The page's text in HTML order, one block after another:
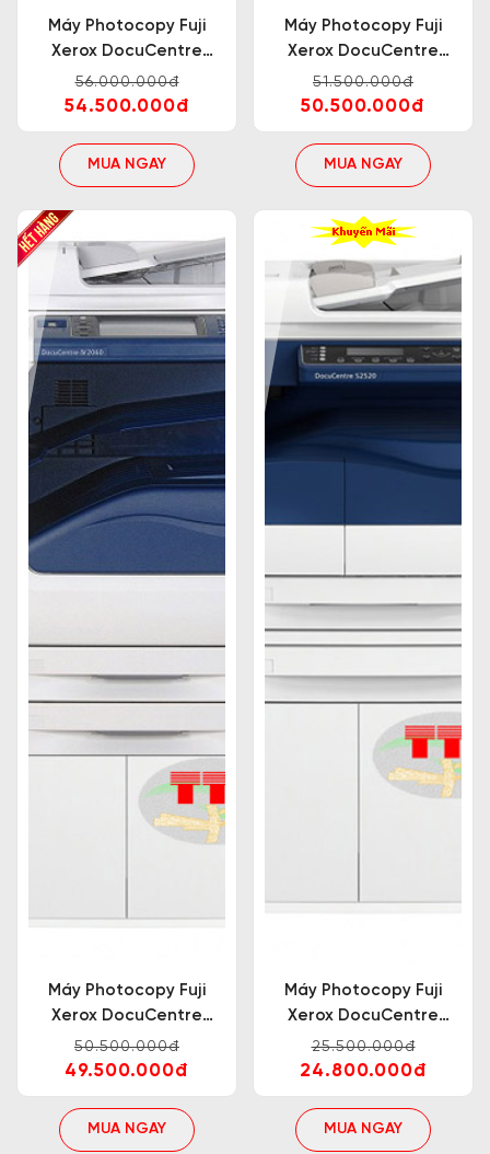
Máy Photocopy Fuji
Xerox DocuCentre
V3060 CP
56.000.000đ
54.500.000đ
MUA NGAY
Máy Photocopy Fuji
Xerox DocuCentre
V2060 CPS
51.500.000đ
50.500.000đ
MUA NGAY
Máy Photocopy Fuji
Xerox DocuCentre
V2060 CP
50.500.000đ
49.500.000đ
MUA NGAY
Máy Photocopy Fuji
Xerox DocuCentre
S2520
25.500.000đ
24.800.000đ
MUA NGAY